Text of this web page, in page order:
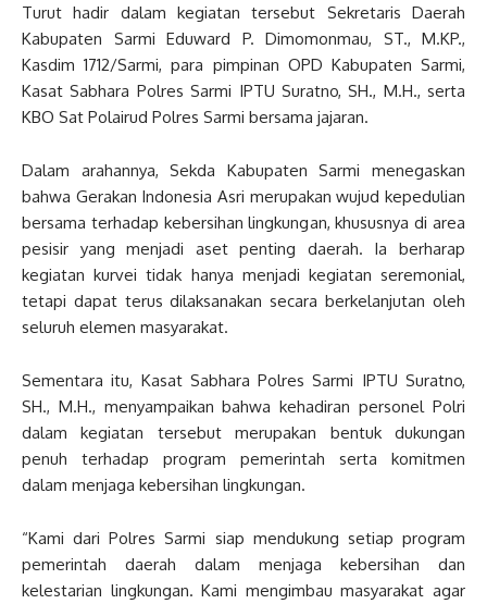
Turut hadir dalam kegiatan tersebut Sekretaris Daerah
Kabupaten Sarmi Eduward P. Dimomonmau, ST., M.KP.,
Kasdim 1712/Sarmi, para pimpinan OPD Kabupaten Sarmi,
Kasat Sabhara Polres Sarmi IPTU Suratno, SH., M.H., serta
KBO Sat Polairud Polres Sarmi bersama jajaran.
Dalam arahannya, Sekda Kabupaten Sarmi menegaskan
bahwa Gerakan Indonesia Asri merupakan wujud kepedulian
bersama terhadap kebersihan lingkungan, khususnya di area
pesisir yang menjadi aset penting daerah. Ia berharap
kegiatan kurvei tidak hanya menjadi kegiatan seremonial,
tetapi dapat terus dilaksanakan secara berkelanjutan oleh
seluruh elemen masyarakat.
Sementara itu, Kasat Sabhara Polres Sarmi IPTU Suratno,
SH., M.H., menyampaikan bahwa kehadiran personel Polri
dalam kegiatan tersebut merupakan bentuk dukungan
penuh terhadap program pemerintah serta komitmen
dalam menjaga kebersihan lingkungan.
“Kami dari Polres Sarmi siap mendukung setiap program
pemerintah daerah dalam menjaga kebersihan dan
kelestarian lingkungan. Kami mengimbau masyarakat agar